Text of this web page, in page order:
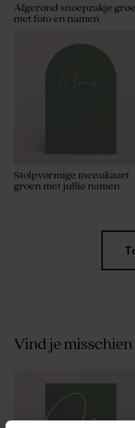
Afgerond snoepzakje
met foto en namen
Stolpvormige menukaart
groen met jullie namen
jullie namen (3,7 cm)
Vind je misschien